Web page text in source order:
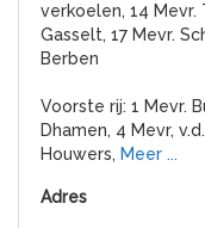
verkoelen, 14 Mevr.
Gasselt, 17 Mevr.
Berben
Voorste rij: 1 Mevr.
Dhamen, 4 Mevr,
Houwers, Meer ...